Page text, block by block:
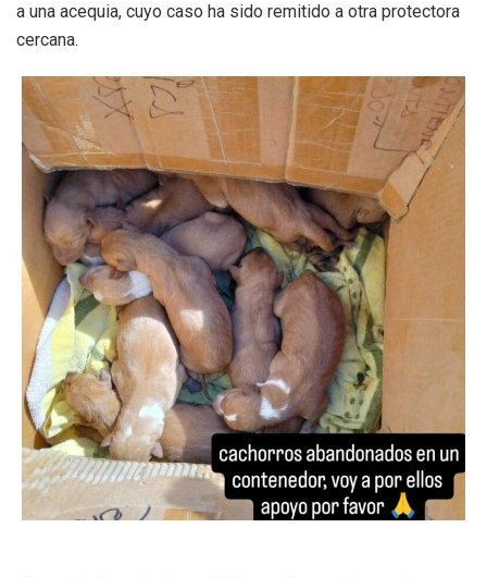
a una acequia, cuyo caso ha sido remitido a otra protectora
cercana.